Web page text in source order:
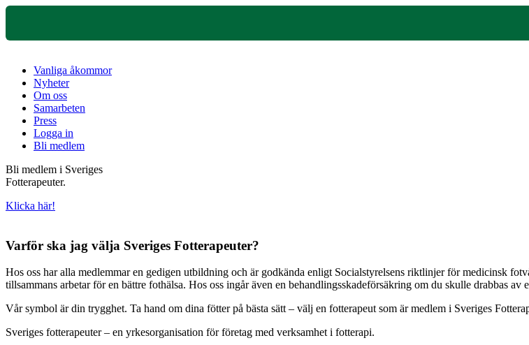
Vanliga åkommor
Nyheter
Om oss
Samarbeten
Press
Logga in
Bli medlem
Bli medlem i Sveriges
Fotterapeuter.
Klicka här!
Varför ska jag välja Sveriges Fotterapeuter?
Hos oss har alla medlemmar en gedigen utbildning och är godkända enligt Socialstyrelsens riktlinjer för medicinsk
tillsammans arbetar för en bättre fothälsa. Hos oss ingår även en behandlingsskadeförsäkring om du skulle drabbas
Vår symbol är din trygghet. Ta hand om dina fötter på bästa sätt – välj en fotterapeut som är medlem i Sveriges
Sveriges fotterapeuter – en yrkesorganisation för företag med verksamhet i fotterapi.